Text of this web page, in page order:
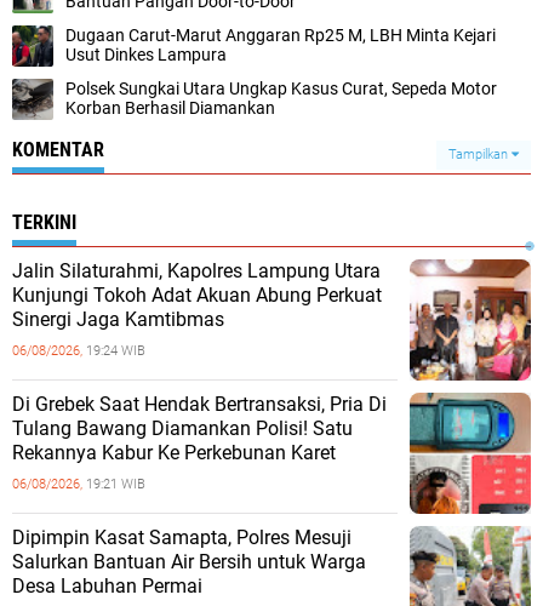
Dugaan Carut-Marut Anggaran Rp25 M, LBH Minta Kejari
Usut Dinkes Lampura
Polsek Sungkai Utara Ungkap Kasus Curat, Sepeda Motor
Korban Berhasil Diamankan
KOMENTAR Tampilkan
TERKINI
Jalin Silaturahmi, Kapolres Lampung Utara
Kunjungi Tokoh Adat Akuan Abung Perkuat
Sinergi Jaga Kamtibmas
06/08/2026, 19:24 WIB
Di Grebek Saat Hendak Bertransaksi, Pria Di
Tulang Bawang Diamankan Polisi! Satu
Rekannya Kabur Ke Perkebunan Karet
06/08/2026, 19:21 WIB
Dipimpin Kasat Samapta, Polres Mesuji
Salurkan Bantuan Air Bersih untuk Warga
Desa Labuhan Permai